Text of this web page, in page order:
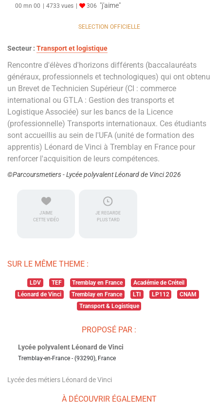
00 mn 00 4733 vues 306 "j'aime"
SELECTION OFFICIELLE
Secteur : Transport et logistique
Rencontre d'élèves d'horizons différents (baccalauréats
généraux, professionnels et technologiques) qui ont obtenu
un Brevet de Technicien Supérieur (CI : commerce
international ou GTLA : Gestion des transports et
Logistique Associée) sur les bancs de la Licence
(professionnelle) Transports internationaux. Ces étudiants
sont accueillis au sein de l'UFA (unité de formation des
apprentis) Léonard de Vinci à Tremblay en France pour
renforcer l'acquisition de leurs compétences.
©Parcoursmetiers - Lycée polyvalent Léonard de Vinci 2026
J'AIME
CETTE VIDÉO
JE REGARDE
PLUS TARD
SUR LE MÊME THEME :
LDV TEF Tremblay en France
Académie de Créteil
Léonard de Vinci
Tremblay en France LTI LP112
CNAM
Transport & Logistique
PROPOSÉ PAR :
Lycée polyvalent Léonard de Vinci
Tremblay-en-France - (93290), France
Lycée des métiers Léonard de Vinci
À DÉCOUVRIR ÉGALEMENT